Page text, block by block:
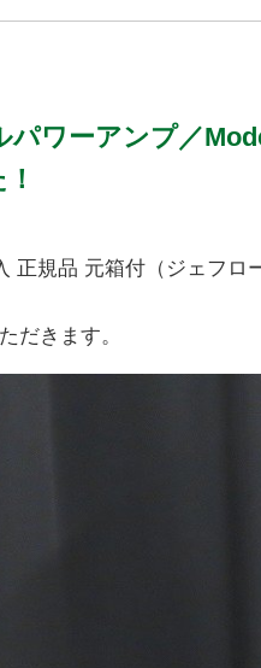
パワーアンプ／
正規品 元箱付（ジェフロ
だきます。